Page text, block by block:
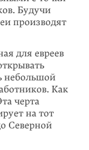
Будучи
производят
для евреев
небольшой
Как
черта
на тот
Северной